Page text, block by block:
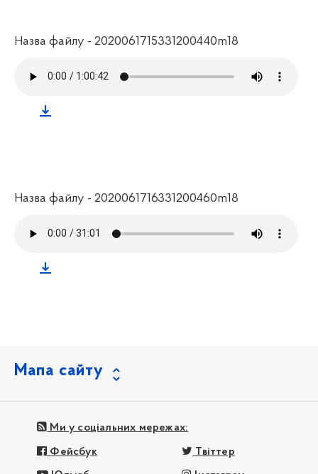
Назва файлу - 2020061715331200440m18
Назва файлу - 2020061716331200460m18
Мапа сайту
Ми у соціальних мережах:
Фейсбук Твіттер